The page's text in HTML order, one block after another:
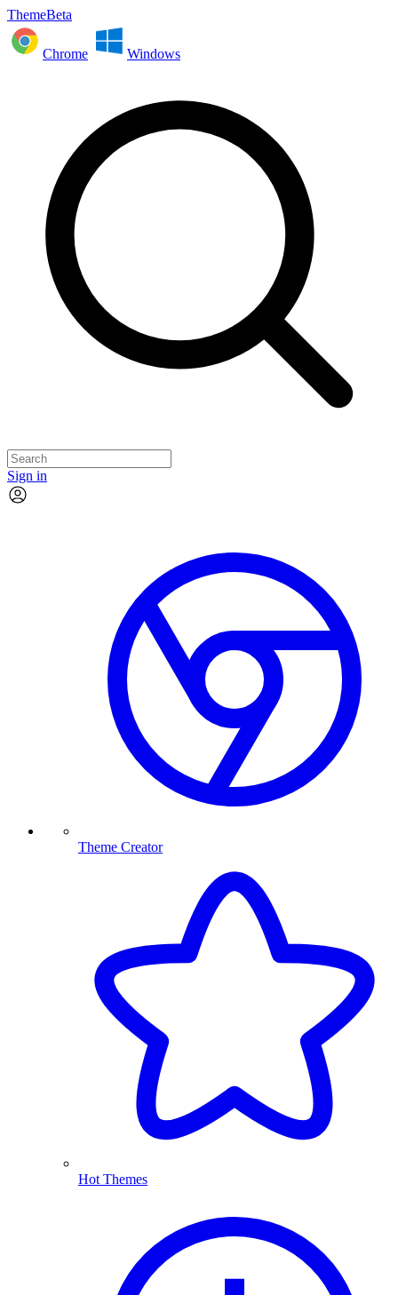
ThemeBeta
Chrome Windows
Sign in
Theme Creator
Hot Themes